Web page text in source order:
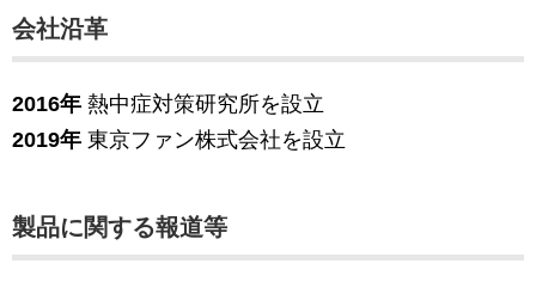
会社沿革
2016年 熱中症対策研究所を設立
2019年 東京ファン株式会社を設立
製品に関する報道等